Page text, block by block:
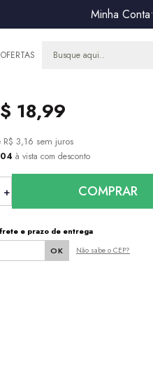
Minha Conta•
OFERTAS
18,99
R$ 3,16 sem juros
à vista com desconto
COMPRAR
e prazo de entrega
Não sabe o CEP?